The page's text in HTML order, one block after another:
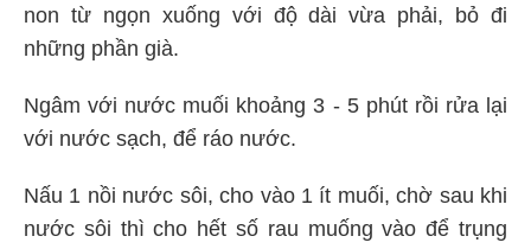
non từ ngọn xuống với độ dài vừa phải, bỏ đi
những phần già.
Ngâm với nước muối khoảng 3 - 5 phút rồi rửa lại
với nước sạch, để ráo nước.
Nấu 1 nồi nước sôi, cho vào 1 ít muối, chờ sau khi
nước sôi thì cho hết số rau muống vào để trụng